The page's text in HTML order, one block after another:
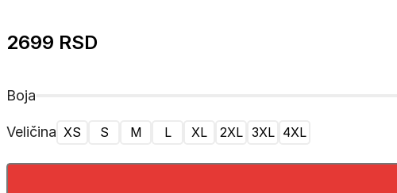
2699 RSD
Boja
Veličina XS S M L XL 2XL 3XL 4XL